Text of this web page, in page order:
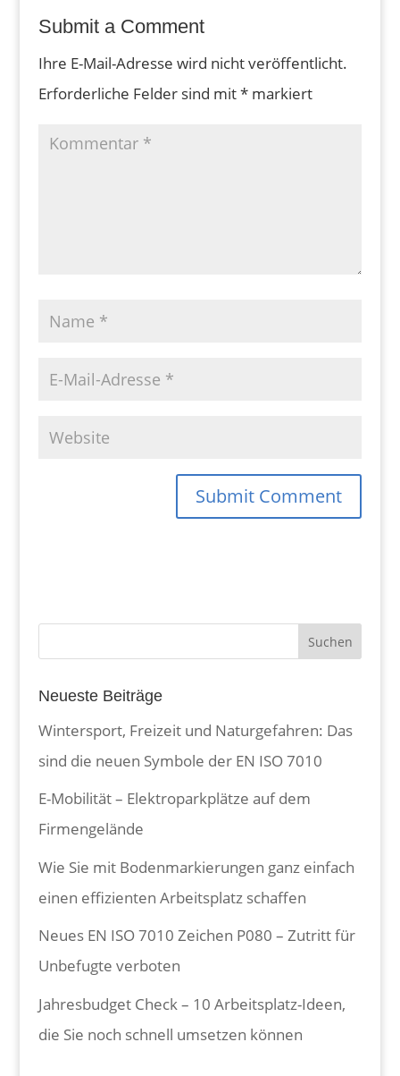
Submit a Comment
Ihre E-Mail-Adresse wird nicht veröffentlicht.
Erforderliche Felder sind mit*markiert
Neueste Beiträge
Wintersport, Freizeit und Naturgefahren: Das
sind die neuen Symbole der EN ISO 7010
E-Mobilität – Elektroparkplätze auf dem
Firmengelände
Wie Sie mit Bodenmarkierungen ganz einfach
einen effizienten Arbeitsplatz schaffen
Neues EN ISO 7010 Zeichen P080 – Zutritt für
Unbefugte verboten
Jahresbudget Check – 10 Arbeitsplatz-Ideen,
die Sie noch schnell umsetzen können